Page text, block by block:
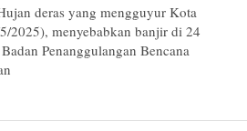
deras yang mengguyur Kota
2025), menyebabkan banjir di 24
Penanggulangan Bencana